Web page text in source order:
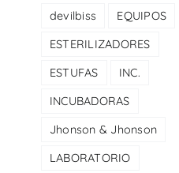
devilbiss
EQUIPOS
ESTERILIZADORES
ESTUFAS
INC.
INCUBADORAS
Jhonson & Jhonson
LABORATORIO